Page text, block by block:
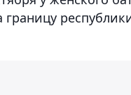
границу